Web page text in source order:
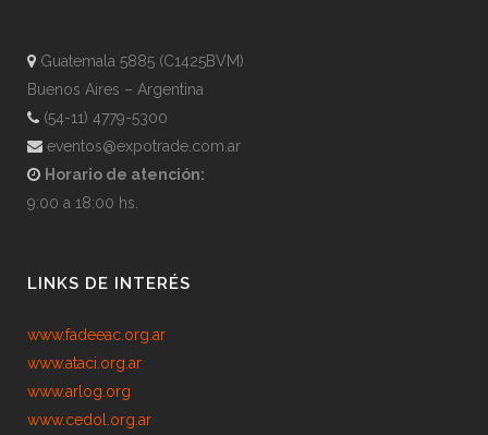
Guatemala 5885 (C1425BVM)
Buenos Aires – Argentina
(54-11) 4779-5300
eventos@expotrade.com.ar
Horario de atención:
9:00 a 18:00 hs.
LINKS DE INTERÉS
www.fadeeac.org.ar
www.ataci.org.ar
www.arlog.org
www.cedol.org.ar